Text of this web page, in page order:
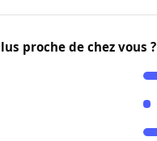
proche de chez vous ?